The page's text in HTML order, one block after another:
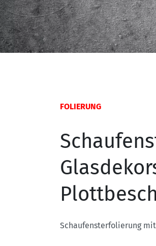
FOLIERUNG
Schaufensterfolierung